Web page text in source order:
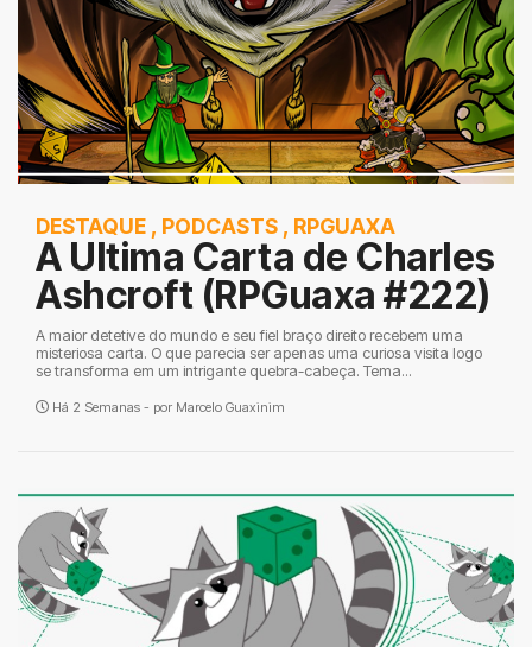
DESTAQUE , PODCASTS , RPGUAXA
A Ultima Carta de Charles
Ashcroft (RPGuaxa #222)
A maior detetive do mundo e seu fiel braço direito recebem uma
misteriosa carta. O que parecia ser apenas uma curiosa visita logo
se transforma em um intrigante quebra-cabeça. Tema...
Há 2 Semanas - por Marcelo Guaxinim